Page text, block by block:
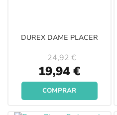
DUREX DAME PLACER
Special
Price
19,94 €
24,92 €
COMPRAR